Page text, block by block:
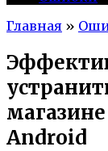
Главная »
Android